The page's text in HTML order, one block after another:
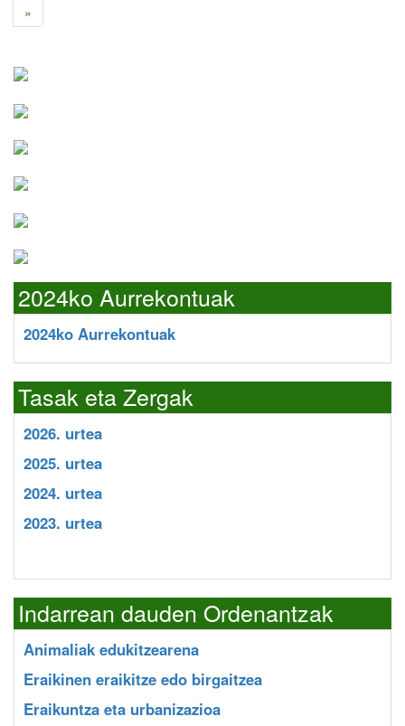
»
2024ko Aurrekontuak
2024ko Aurrekontuak
Tasak eta Zergak
2026. urtea
2025. urtea
2024. urtea
2023. urtea
Indarrean dauden Ordenantzak
Animaliak edukitzearena
Eraikinen eraikitze edo birgaitzea
Eraikuntza eta urbanizazioa